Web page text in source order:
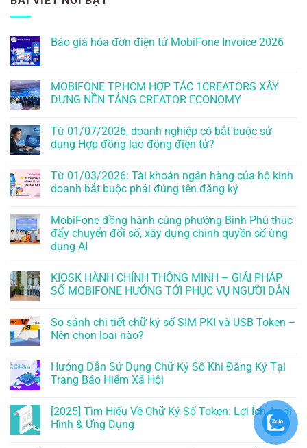
Báo giá hóa đơn điện tử MobiFone Invoice 2026
MOBIFONE TP.HCM HỢP TÁC 1CREATORS XÂY
DỰNG NỀN TẢNG CREATOR ECONOMY
Từ 01/07/2026, doanh nghiệp có bắt buộc sử
dụng Hợp đồng lao động điện tử?
Từ 01/03/2026: Tài khoản ngân hàng của hộ kinh
doanh bắt buộc phải đúng tên đăng ký
MobiFone đồng hành cùng phường Bình Phú thúc
đẩy chuyển đổi số, xây dựng chính quyền số ứng
dụng AI
KIOSK HÀNH CHÍNH THÔNG MINH – GIẢI PHÁP
SỐ MOBIFONE HƯỚNG TỚI PHỤC VỤ NGƯỜI DÂN
So sánh chi tiết chữ ký số SIM PKI và USB Token –
Nên chọn loại nào?
Hướng Dẫn Sử Dụng Chữ Ký Số Khi Đăng Ký Tại
Trang Bảo Hiểm Xã Hội
[2025] Tìm Hiểu Về Chữ Ký Số Token: Lợi Ích, Loại
Hình & Ứng Dụng